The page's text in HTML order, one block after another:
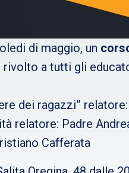
di maggio, un
rivolto a tutti gli
dei ragazzi”
relatore: Padre
Cafferata